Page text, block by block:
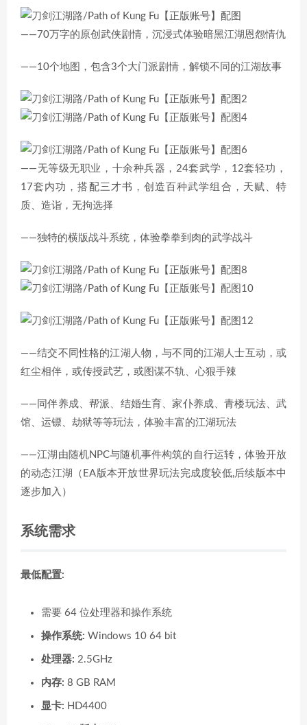
——70万字的原创武侠剧情，沉浸式体验暗黑江湖恩怨情仇
——10个地图，包含3个大门派剧情，解锁不同的江湖故事
——无等级无职业，十余种兵器，24套武学，12套轻功，
17套内功，搭配三才书，创造百种武学组合，天赋、特
质、造诣，无拘选择
——独特的横版战斗系统，体验拳拳到肉的武学战斗
——结交不同性格的江湖人物，与不同的江湖人士互动，或
红尘相伴，或传授武艺，或图谋不轨、心狠手辣
——同伴养成、帮派、结婚生育、家仆养成、青楼玩法、武
馆、运镖、劫狱等等玩法，体验丰富的江湖玩法
——江湖由随机NPC与随机事件构筑的自行运转，体验开放
的动态江湖（EA版本开放世界玩法完成度较低,后续版本中
逐步加入）
系统需求
最低配置:
需要 64 位处理器和操作系统
操作系统: Windows 10 64 bit
处理器: 2.5GHz
内存: 8 GB RAM
显卡: HD4400